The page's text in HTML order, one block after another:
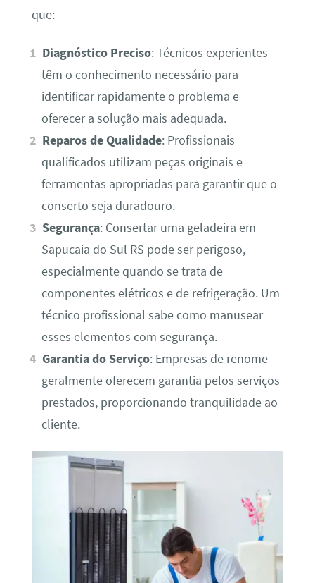
que:
Diagnóstico Preciso: Técnicos experientes
têm o conhecimento necessário para
identificar rapidamente o problema e
oferecer a solução mais adequada.
Reparos de Qualidade: Profissionais
qualificados utilizam peças originais e
ferramentas apropriadas para garantir que o
conserto seja duradouro.
Segurança: Consertar uma geladeira em
Sapucaia do Sul RS pode ser perigoso,
especialmente quando se trata de
componentes elétricos e de refrigeração. Um
técnico profissional sabe como manusear
esses elementos com segurança.
Garantia do Serviço: Empresas de renome
geralmente oferecem garantia pelos serviços
prestados, proporcionando tranquilidade ao
cliente.